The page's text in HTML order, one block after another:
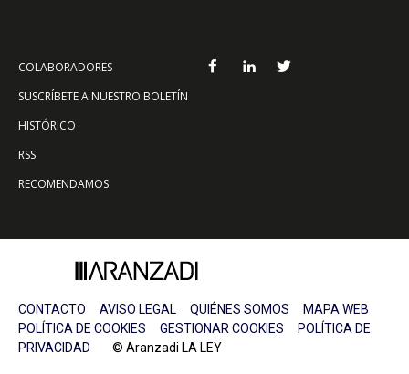
COLABORADORES
SUSCRÍBETE A NUESTRO BOLETÍN
HISTÓRICO
RSS
RECOMENDAMOS
CONTACTO AVISO LEGAL QUIÉNES SOMOS
MAPA WEB
POLÍTICA DE COOKIES
GESTIONAR COOKIES
POLÍTICA DE
PRIVACIDAD © Aranzadi LA LEY